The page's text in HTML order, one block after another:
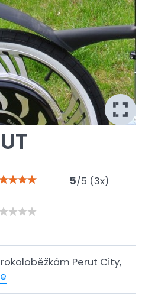
5/5 (3x)
Perut City,